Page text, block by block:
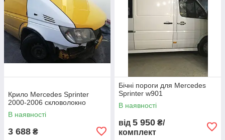
Крило Mercedes Sprinter
2000-2006 скловолокно
В наявності
3 688 ₴
Бічні пороги для Mercedes
Sprinter w901
В наявності
від 5 950 ₴/
комплект